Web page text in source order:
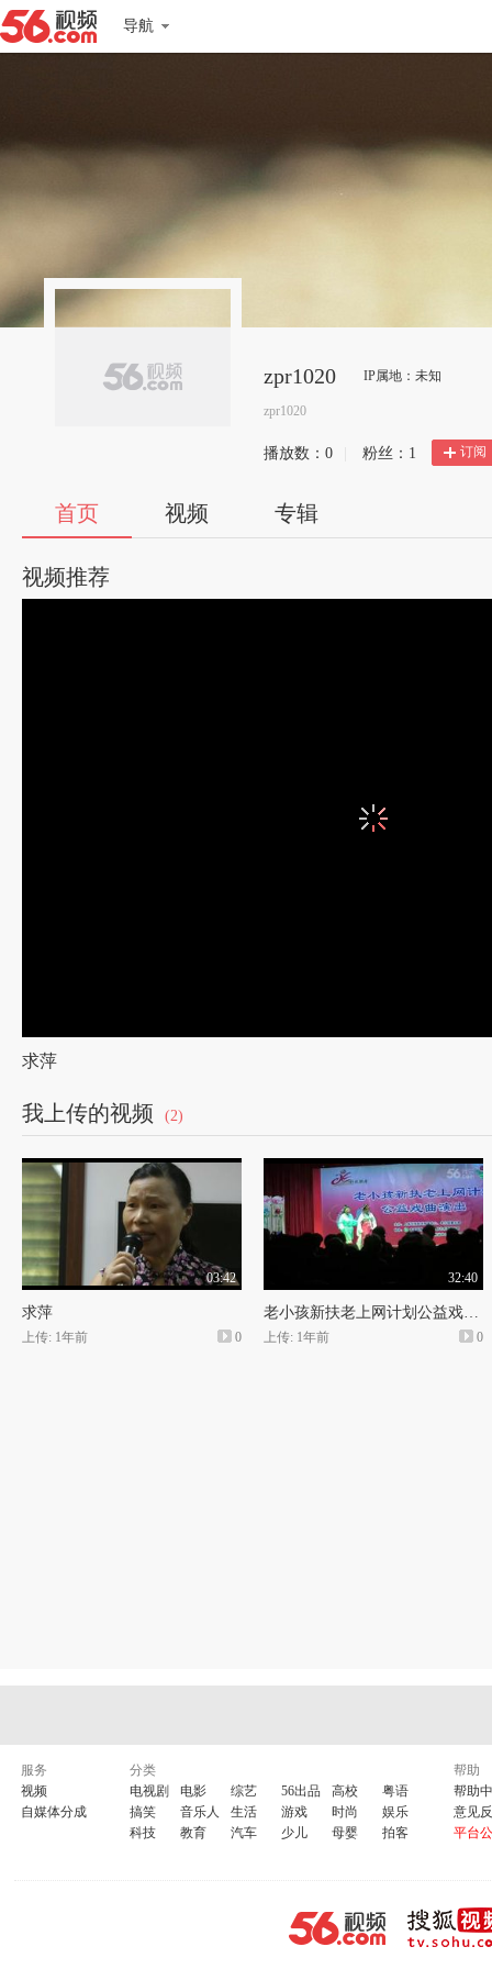
导航
zpr1020 IP属地：未知
zpr1020
播放数： 0 粉丝： 1 订阅
首页 视频 专辑
视频推荐
求萍
我上传的视频 (2)
03:42
求萍
上传: 1年前 0
32:40
老小孩新扶老上网计划公益戏曲演出
上传: 1年前 0
服务
视频
自媒体分成
分类
电视剧
电影 综艺 56出品 高校
粤语
搞笑
音乐人 生活 游戏 时尚
娱乐
科技
教育 汽车 少儿 母婴 拍客
帮助
帮助
意见
平台